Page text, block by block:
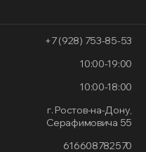
+7 (928) 753-85-53
10:00-19:00
10:00-18:00
г. Ростов-на-Дону,
Серафимовича 55
616608782570